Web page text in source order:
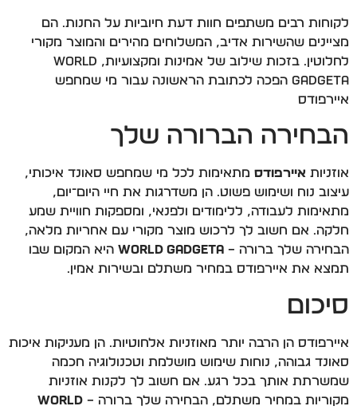
לקוחות רבים משתפים חוות דעת חיוביות על החנות. הם
מציינים שהשירות אדיב, המשלוחים מהירים והמוצר מקורי
לחלוטין. בזכות שילוב של אמינות ומקצועיות, World
Gadgeta הפכה לכתובת הראשונה עבור מי שמחפש
איירפודס
הבחירה הברורה שלך
אוזניות איירפודס מתאימות לכל מי שמחפש סאונד איכותי,
עיצוב נוח ושימוש פשוט. הן משדרגות את חיי היום־יום,
מתאימות לעבודה, ללימודים ולפנאי, ומספקות חוויית שמע
חלקה. אם חשוב לך לרכוש מוצר מקורי עם אחריות מלאה,
הבחירה שלך ברורה – World Gadgeta היא המקום שבו
תמצא את איירפודס במחיר משתלם ובשירות אמין.
סיכום
איירפודס הן הרבה יותר מאוזניות אלחוטיות. הן מעניקות איכות
סאונד גבוהה, נוחות שימוש מושלמת וטכנולוגיה חכמה
שמשרתת אותך בכל רגע. אם חשוב לך לקנות אוזניות
מקוריות במחיר משתלם, הבחירה שלך ברורה – World